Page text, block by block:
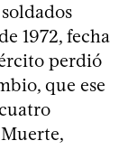
1972, fecha
perdió
que ese